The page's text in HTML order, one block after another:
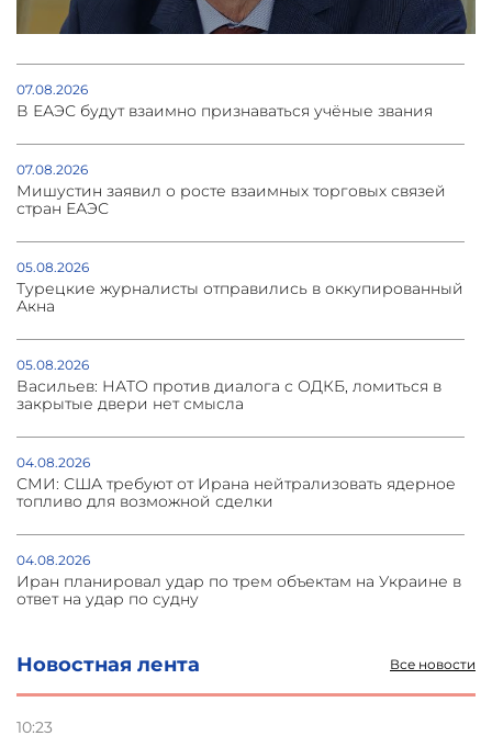
Новостная лента Все новости
10:23
07.08.2026
В ЕАЭС будут взаимно признаваться учёные звания
07.08.2026
Мишустин заявил о росте взаимных торговых связей
стран ЕАЭС
05.08.2026
Турецкие журналисты отправились в оккупированный
Акна
05.08.2026
Васильев: НАТО против диалога с ОДКБ, ломиться в
закрытые двери нет смысла
04.08.2026
СМИ: США требуют от Ирана нейтрализовать ядерное
топливо для возможной сделки
04.08.2026
Иран планировал удар по трем объектам на Украине в
ответ на удар по судну
04.08.2026
Украина атаковала склады Wildberries в Подмосковье
и под Петербургом